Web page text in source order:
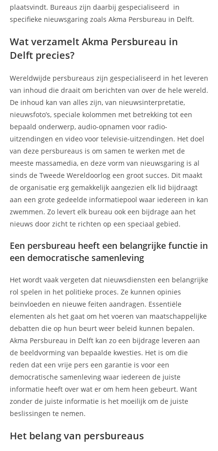
plaatsvindt. Bureaus zijn daarbij gespecialiseerd in
specifieke nieuwsgaring zoals Akma Persbureau in Delft.
Wat verzamelt Akma Persbureau in
Delft precies?
Wereldwijde persbureaus zijn gespecialiseerd in het leveren
van inhoud die draait om berichten van over de hele wereld.
De inhoud kan van alles zijn, van nieuwsinterpretatie,
nieuwsfoto’s, speciale kolommen met betrekking tot een
bepaald onderwerp, audio-opnamen voor radio-
uitzendingen en video voor televisie-uitzendingen. Het doel
van deze persbureaus is om samen te werken met de
meeste massamedia, en deze vorm van nieuwsgaring is al
sinds de Tweede Wereldoorlog een groot succes. Dit maakt
de organisatie erg gemakkelijk aangezien elk lid bijdraagt
aan een grote gedeelde informatiepool waar iedereen in kan
zwemmen. Zo levert elk bureau ook een bijdrage aan het
nieuws door zicht te richten op een speciaal gebied.
Een persbureau heeft een belangrijke functie in
een democratische samenleving
Het wordt vaak vergeten dat nieuwsdiensten een belangrijke
rol spelen in het politieke proces. Ze kunnen opinies
beïnvloeden en nieuwe feiten aandragen. Essentiële
elementen als het gaat om het voeren van maatschappelijke
debatten die op hun beurt weer beleid kunnen bepalen.
Akma Persbureau in Delft kan zo een bijdrage leveren aan
de beeldvorming van bepaalde kwesties. Het is om die
reden dat een vrije pers een garantie is voor een
democratische samenleving waar iedereen de juiste
informatie heeft over wat er om hem heen gebeurt. Want
zonder de juiste informatie is het moeilijk om de juiste
beslissingen te nemen.
Het belang van persbureaus